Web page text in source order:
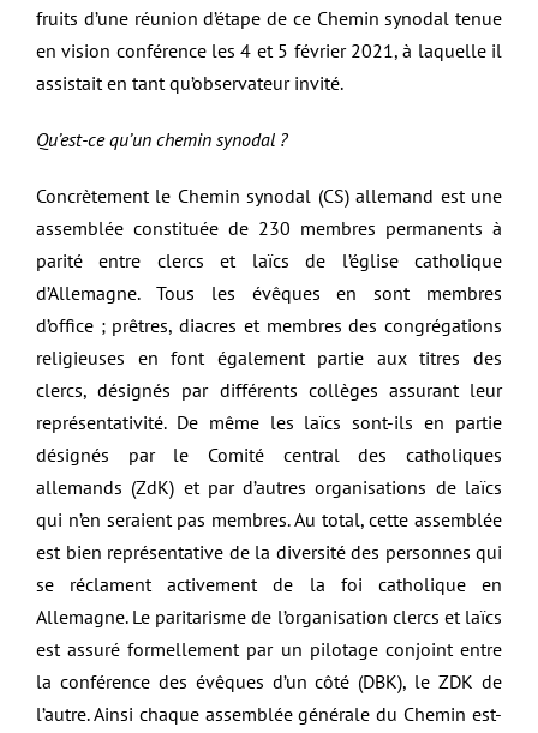
fruits d’une réunion d’étape de ce Chemin synodal tenue
en vision conférence les 4 et 5 février 2021, à laquelle il
assistait en tant qu’observateur invité.
Qu’est-ce qu’un chemin synodal ?
Concrètement le Chemin synodal (CS) allemand est une
assemblée constituée de 230 membres permanents à
parité entre clercs et laïcs de l’église catholique
d’Allemagne. Tous les évêques en sont membres
d’office ; prêtres, diacres et membres des congrégations
religieuses en font également partie aux titres des
clercs, désignés par différents collèges assurant leur
représentativité. De même les laïcs sont-ils en partie
désignés par le Comité central des catholiques
allemands (ZdK) et par d’autres organisations de laïcs
qui n’en seraient pas membres. Au total, cette assemblée
est bien représentative de la diversité des personnes qui
se réclament activement de la foi catholique en
Allemagne. Le paritarisme de l’organisation clercs et laïcs
est assuré formellement par un pilotage conjoint entre
la conférence des évêques d’un côté (DBK), le ZDK de
l’autre. Ainsi chaque assemblée générale du Chemin est-